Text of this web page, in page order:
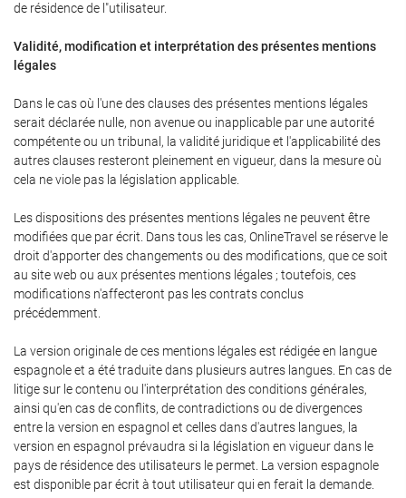
de résidence de l"utilisateur.
Validité, modification et interprétation des présentes mentions
légales
Dans le cas où l'une des clauses des présentes mentions légales
serait déclarée nulle, non avenue ou inapplicable par une autorité
compétente ou un tribunal, la validité juridique et l'applicabilité des
autres clauses resteront pleinement en vigueur, dans la mesure où
cela ne viole pas la législation applicable.
Les dispositions des présentes mentions légales ne peuvent être
modifiées que par écrit. Dans tous les cas, OnlineTravel se réserve le
droit d'apporter des changements ou des modifications, que ce soit
au site web ou aux présentes mentions légales ; toutefois, ces
modifications n'affecteront pas les contrats conclus
précédemment.
La version originale de ces mentions légales est rédigée en langue
espagnole et a été traduite dans plusieurs autres langues. En cas de
litige sur le contenu ou l'interprétation des conditions générales,
ainsi qu'en cas de conflits, de contradictions ou de divergences
entre la version en espagnol et celles dans d'autres langues, la
version en espagnol prévaudra si la législation en vigueur dans le
pays de résidence des utilisateurs le permet. La version espagnole
est disponible par écrit à tout utilisateur qui en ferait la demande.